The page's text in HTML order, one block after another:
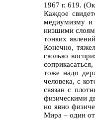
1967 г. 619.
Каждое
медиумизму и
низшими
тонких
Конечно,
сколько
тоже надо
человека, с
связан с
физическими
но явно
Мира – один от